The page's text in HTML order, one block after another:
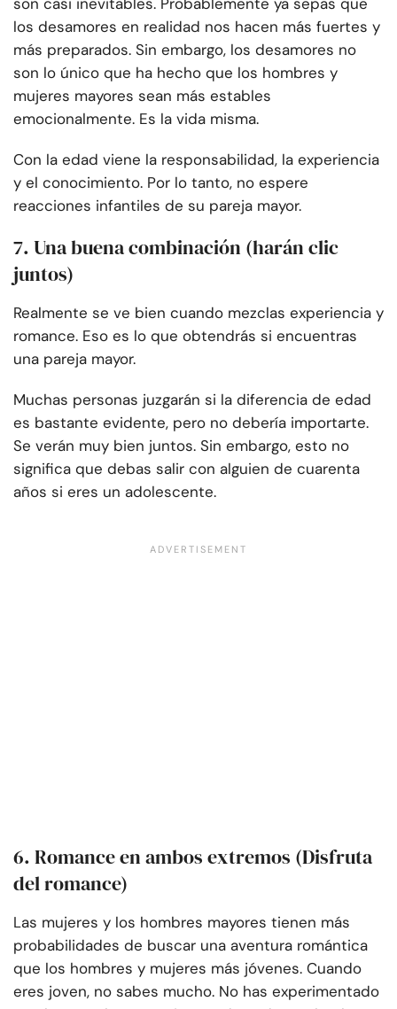
son casi inevitables. Probablemente ya sepas que
los desamores en realidad nos hacen más fuertes y
más preparados. Sin embargo, los desamores no
son lo único que ha hecho que los hombres y
mujeres mayores sean más estables
emocionalmente. Es la vida misma.
Con la edad viene la responsabilidad, la experiencia
y el conocimiento. Por lo tanto, no espere
reacciones infantiles de su pareja mayor.
7. Una buena combinación (harán clic
juntos)
Realmente se ve bien cuando mezclas experiencia y
romance. Eso es lo que obtendrás si encuentras
una pareja mayor.
Muchas personas juzgarán si la diferencia de edad
es bastante evidente, pero no debería importarte.
Se verán muy bien juntos. Sin embargo, esto no
significa que debas salir con alguien de cuarenta
años si eres un adolescente.
6. Romance en ambos extremos (Disfruta
del romance)
Las mujeres y los hombres mayores tienen más
probabilidades de buscar una aventura romántica
que los hombres y mujeres más jóvenes. Cuando
eres joven, no sabes mucho. No has experimentado